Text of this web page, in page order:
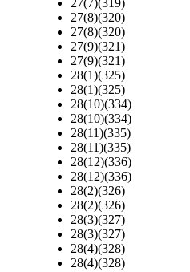
27(8)(320)
27(8)(320)
27(9)(321)
27(9)(321)
28(1)(325)
28(1)(325)
28(10)(334)
28(10)(334)
28(11)(335)
28(11)(335)
28(12)(336)
28(12)(336)
28(2)(326)
28(2)(326)
28(3)(327)
28(3)(327)
28(4)(328)
28(4)(328)